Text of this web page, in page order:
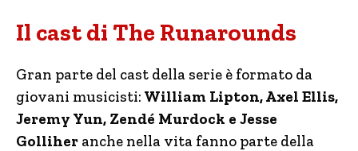
Il cast di The Runarounds
Gran parte del cast della serie è formato da
giovani musicisti: William Lipton, Axel Ellis,
Jeremy Yun, Zendé Murdock e Jesse
Golliher anche nella vita fanno parte della